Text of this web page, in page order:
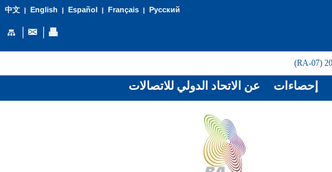
中文| English | Español | Français| Русский
عن الاتحاد الدولي للاتصالات إحصاءات